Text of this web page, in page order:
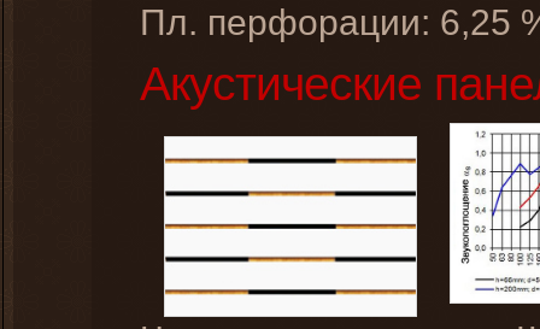
Пл. перфорации: 6,25
Акустические